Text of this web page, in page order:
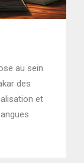
au sein
des
et